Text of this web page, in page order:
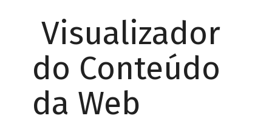
Visualizador
do Conteúdo
da Web